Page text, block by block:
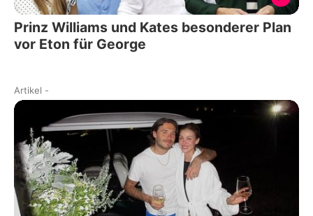
Prinz Williams und Kates besonderer Plan
vor Eton für George
Artikel -